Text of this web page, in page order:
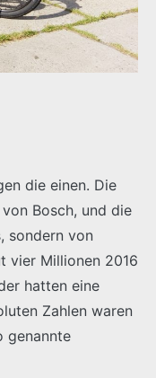
die einen. Die
Bosch, und die
sondern von
vier Millionen 2016
hatten eine
Zahlen waren
genannte